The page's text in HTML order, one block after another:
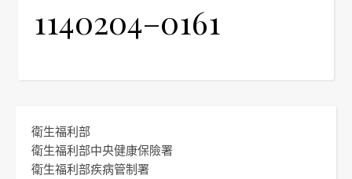
1140204–0161
衛生福利部
衛生福利部中央健康保險署
衛生福利部疾病管制署